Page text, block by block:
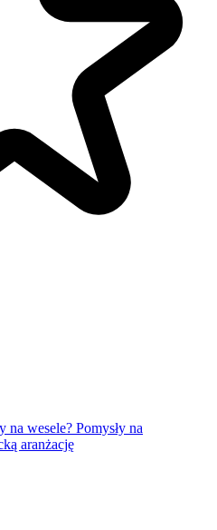
na wesele? Pomysły na
aranżację